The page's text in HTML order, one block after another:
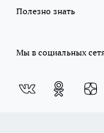
Полезно знать
Мы в социальных